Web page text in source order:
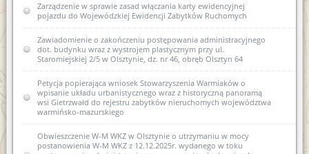
Zawiadomienie o włączeniu karty ewidencyjnej zabytku
archeologicznego lądowego do wojewódzkiej ewidencji
zabytków 7 AZP 19-60/75 Łęgno
Zawiadomienie o włączeniu karty ewidencyjnej zabytku
archeologicznego lądowego do wojewódzkiej ewidencji
zabytków 18 AZP 27-66/32 Stare Kiejkuty
Zawiadomienie o sporządzeniu nowej karty ewidencyjnej
zabytku archeologicznego V AZP 25-61/23 Tomaszkowo
Zawiadomienie o zamiarze włączenia karty ewidencyjnej
zabytku archeologicznego do wojewódzkiej ewidencji
Zarządzenie w sprawie zasad włączania karty ewidencyjnej
pojazdu do Wojewódzkiej Ewidencji Zabytków Ruchomych
Zawiadomienie o zakończeniu postępowania administracyjnego
dot. budynku wraz z wystrojem plastycznym przy ul.
Staromiejskiej 2/5 w Olsztynie, dz. nr 46, obręb Olsztyn 64
Petycja popierająca wniosek Stowarzyszenia Warmiaków o
wpisanie układu urbanistycznego wraz z historyczną panoramą
wsi Gietrzwałd do rejestru zabytków nieruchomych województwa
warmińsko-mazurskiego
Obwieszczenie W-M WKZ w Olsztynie o utrzymaniu w mocy
postanowienia W-M WKZ z 12.12.2025r. wydanego w toku